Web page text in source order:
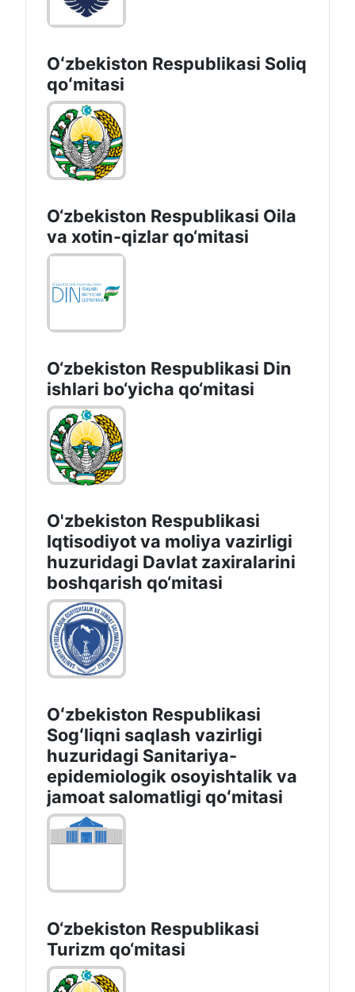
Oʻzbekiston Respublikasi Soliq
qoʻmitasi
O‘zbekiston Respublikasi Oila
va xotin-qizlar qo‘mitasi
O‘zbekiston Respublikаsi Din
ishlаri bo‘yichа qo‘mitаsi
O'zbekiston Respublikasi
Iqtisodiyot va moliya vazirligi
huzuridаgi Dаvlаt zаxirаlаrini
boshqаrish qo‘mitаsi
Oʻzbekiston Respublikasi
Sogʻliqni saqlash vazirligi
huzuridagi Sanitariya-
epidemiologik osoyishtalik va
jamoat salomatligi qoʻmitasi
O‘zbekiston Respublikasi
Turizm qo‘mitasi